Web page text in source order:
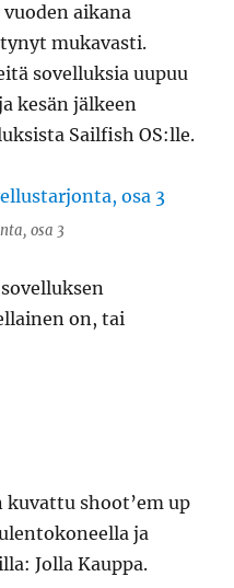
vuoden aikana
mukavasti.
sovelluksia uupuu
kesän jälkeen
Sailfish OS:lle.
osa 3
on, tai
kuvattu shoot’em up
ja
Jolla Kauppa.